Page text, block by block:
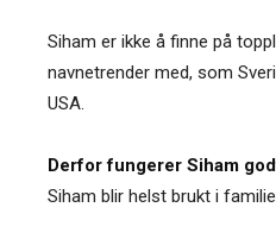
Siham er ikke å finne på
navnetrender med, som
USA.
Derfor fungerer Siham
Siham blir helst brukt i